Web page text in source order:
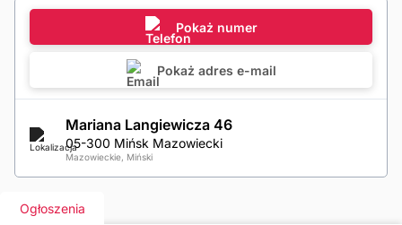
Pokaż numer
Pokaż adres e-mail
Mariana Langiewicza 46
05-300 Mińsk Mazowiecki
Mazowieckie, Miński
Ogłoszenia